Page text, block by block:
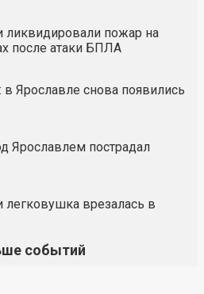
ликвидировали пожар на
после атаки БПЛА
в Ярославле снова появились
Ярославлем пострадал
легковушка врезалась в
событий